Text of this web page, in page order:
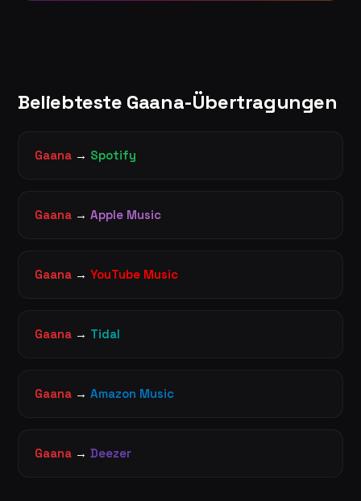
Beliebteste Gaana-Übertragungen
Gaana → Spotify
Gaana → Apple Music
Gaana → YouTube Music
Gaana → Tidal
Gaana → Amazon Music
Gaana → Deezer